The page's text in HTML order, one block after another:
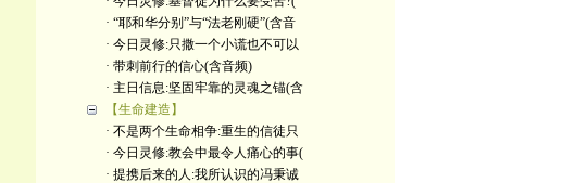
· “耶和华分别”与“法老刚硬”(含音
· 今日灵修:只撒一个小谎也不可以
· 带刺前行的信心(含音频)
· 主日信息:坚固牢靠的灵魂之锚(含
【生命建造】
· 不是两个生命相争:重生的信徒只
· 今日灵修:教会中最令人痛心的事(
· 提携后来的人:我所认识的冯秉诚